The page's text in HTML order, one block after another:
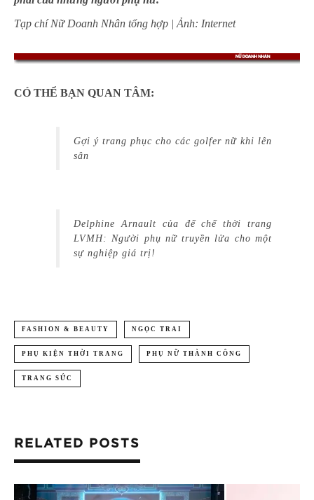
Tạp chí Nữ Doanh Nhân tổng hợp | Ảnh: Internet
CÓ THỂ BẠN QUAN TÂM:
Gợi ý trang phục cho các golfer nữ khi lên
sân
Delphine Arnault của đế chế thời trang
LVMH: Người phụ nữ truyền lửa cho một
sự nghiệp giá trị!
FASHION & BEAUTY NGỌC TRAI
PHỤ KIỆN THỜI TRANG PHỤ NỮ THÀNH CÔNG
TRANG SỨC
RELATED POSTS